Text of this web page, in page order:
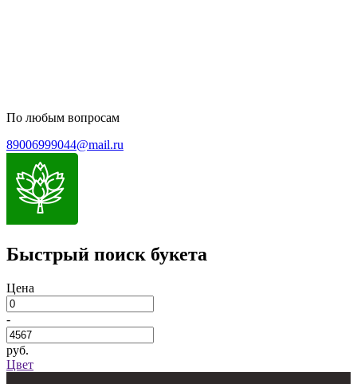
По любым вопросам
89006999044@mail.ru
Быстрый поиск букета
Цена
-
руб.
Цвет